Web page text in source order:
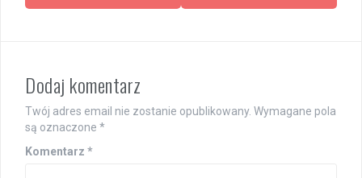
Dodaj komentarz
Twój adres email nie zostanie opublikowany. Wymagane pola
są oznaczone *
Komentarz *